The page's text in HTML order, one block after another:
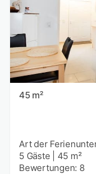
45 m²
Art der
5 Gäste
45 m²
Bewertungen: 8